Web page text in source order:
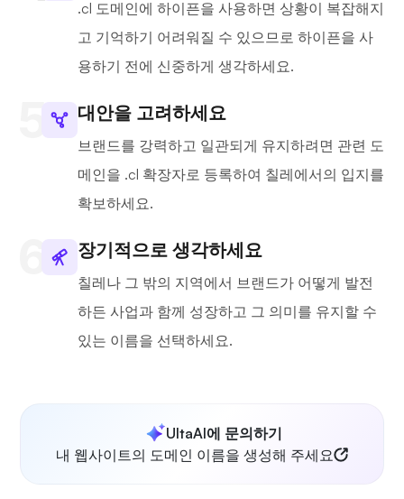
.cl 도메인에 하이픈을 사용하면 상황이 복잡해지
고 기억하기 어려워질 수 있으므로 하이픈을 사
용하기 전에 신중하게 생각하세요.
대안을 고려하세요
브랜드를 강력하고 일관되게 유지하려면 관련 도
메인을 .cl 확장자로 등록하여 칠레에서의 입지를
확보하세요.
장기적으로 생각하세요
칠레나 그 밖의 지역에서 브랜드가 어떻게 발전
하든 사업과 함께 성장하고 그 의미를 유지할 수
있는 이름을 선택하세요.
UltaAI에 문의하기
내 웹사이트의 도메인 이름을 생성해 주세요